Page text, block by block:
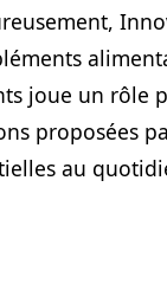
joue un rôle
proposées
au